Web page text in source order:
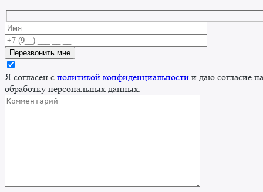
Я согласен с политикой конфиденциальности и даю согласие на
обработку персональных данных.